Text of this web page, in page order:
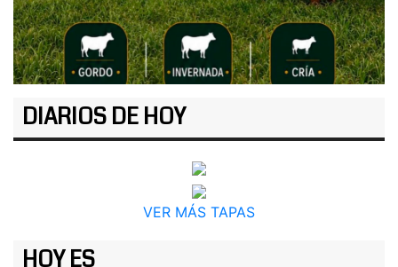
DIARIOS DE HOY
VER MÁS TAPAS
HOY ES